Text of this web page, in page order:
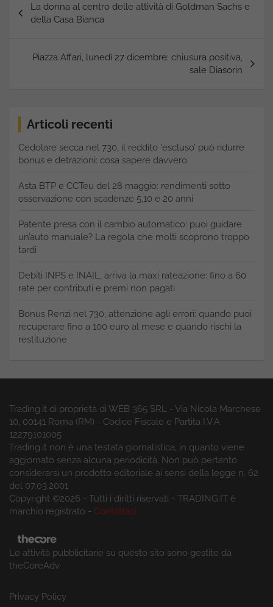
articoli
La donna al centro delle attività di Goldman Sachs e
della Casa Bianca
Piazza Affari, lunedì 27 dicembre: chiusura positiva,
sale Diasorin
Articoli recenti
Cedolare secca nel 730, il reddito ‘escluso’ può ridurre
bonus e detrazioni: cosa sapere davvero
Asta BTP e CCTeu del 28 maggio: rendimenti sotto
osservazione con scadenze 5,10 e 20 anni
Patente presa con il cambio automatico: puoi guidare
un’auto manuale? La regola che molti scoprono troppo
tardi
Debiti INPS e INAIL, arriva la maxi rateazione: fino a 60
rate per contributi e premi non pagati
Bonus Renzi nel 730, attenzione agli errori: quando puoi
recuperare fino a 100 euro al mese e quando rischi la
restituzione
Trading.it di proprietà di WEB 365 SRL - Via Nicola Marchese
10, 00141 Roma (RM) - Codice Fiscale e Partita I.V.A.
12279101005
Trading.it non è una testata giornalistica, in quanto viene
aggiornato senza alcuna periodicità. Non può pertanto
considerarsi un prodotto editoriale ai sensi della legge n. 62
del 07.03.2001
Copyright ©2026 - Tutti i diritti riservati - TRADING.IT è
marchio registrato - Contattaci
Le attività pubblicitarie su questo sito sono gestite da
theCoreAdv
Privacy Policy